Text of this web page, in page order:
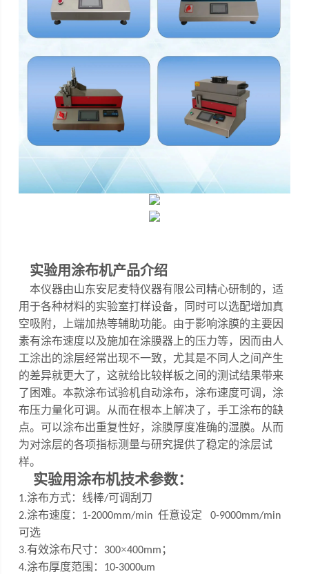
实验用涂布机产品介绍
本仪器由山东安尼麦特仪器有限公司精心研制的，适
用于各种材料的实验室打样设备，同时可以选配增加真
空吸附，上端加热等辅助功能。 由于影响涂膜的主要因
素有涂布速度以及施加在涂膜器上的压力等，因而由人
工涂出的涂层经常出现不一致，尤其是不同人之间产生
的差异就更大了，这就给比较样板之间的测试结果带来
了困难。本款涂布试验机自动涂布，涂布速度可调，涂
布压力量化可调。 从而在根本上解决了，手工涂布的缺
点。可以涂布出重复性好，涂膜厚度准确的湿膜。从而
为对涂层的各项指标测量与研究提供了稳定的涂层试
样。
实验用涂布机技术参数：
1.涂布方式：线棒/可调刮刀
2.涂布速度： 1-2000mm/min任意设定 0-9000mm/min
可选
3.有效涂布尺寸： 300×400mm ；
4.涂布厚度范围： 10-3000um